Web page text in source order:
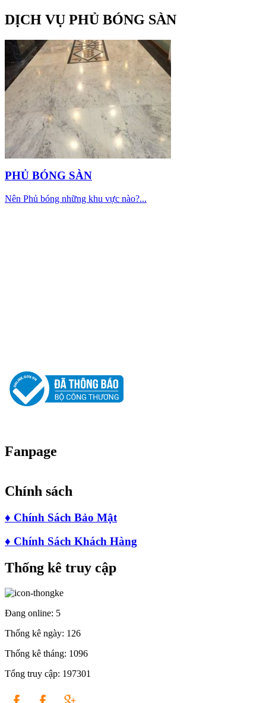
DỊCH VỤ PHỦ BÓNG SÀN
PHỦ BÓNG SÀN
Nên Phủ bóng những khu vực nào?...
Fanpage
Chính sách
♦ Chính Sách Bảo Mật
♦ Chính Sách Khách Hàng
Thống kê truy cập
Đang online: 5
Thống kê ngày: 126
Thống kê tháng: 1096
Tổng truy cập: 197301